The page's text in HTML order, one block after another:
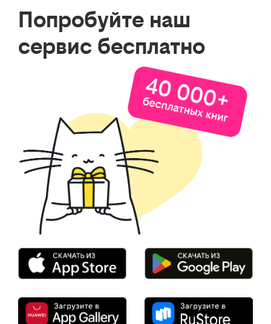
Попробуйте наш
сервис бесплатно